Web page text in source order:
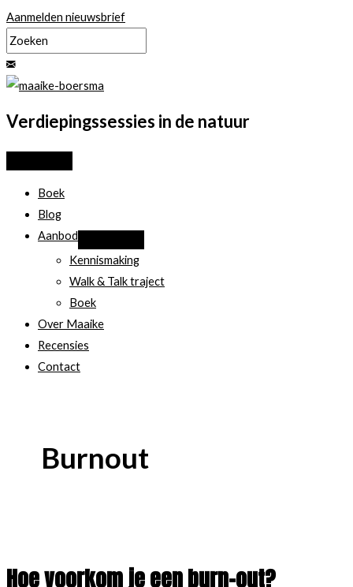
Ga
naar
de
inhoud
Aanmelden nieuwsbrief
Verdiepingssessies in de natuur
Boek
Blog
Aanbod
Kennismaking
Walk & Talk traject
Boek
Over Maaike
Recensies
Contact
Burnout
Hoe voorkom je een burn-out?